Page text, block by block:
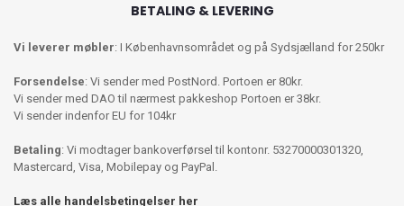
BETALING & LEVERING
Vi leverer møbler: I Københavnsområdet og på Sydsjælland for 250kr
Forsendelse: Vi sender med PostNord. Portoen er 80kr.
Vi sender med DAO til nærmest pakkeshop Portoen er 38kr.
Vi sender indenfor EU for 104kr
Betaling: Vi modtager bankoverførsel til kontonr. 53270000301320,
Mastercard, Visa, Mobilepay og PayPal.
Læs alle handelsbetingelser her